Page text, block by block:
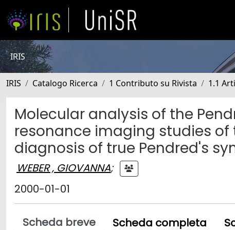
IRIS
IRIS Catalogo Ricerca 1 Contributo su Rivista 1.1
Molecular analysis of the
resonance imaging studies
diagnosis of true Pendred's
WEBER , GIOVANNA;
2000-01-01
Scheda breve Scheda completa